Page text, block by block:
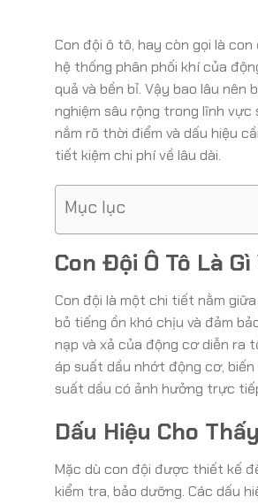
Con đội ô tô, hay còn gọi là
hệ thống phân phối khí của
quả và bền bỉ. Vậy bao lâu
nghiệm sâu rộng trong lĩnh
nắm rõ thời điểm và dấu hiệu
tiết kiệm chi phí về lâu dài.
Mục lục
Con Đội Ô Tô Là
Con đội là một chi tiết nằm
bỏ tiếng ồn khó chịu và đảm
nạp và xả của động cơ diễn ra
áp suất dầu nhớt động cơ,
suất dầu có ảnh hưởng trực
Dấu Hiệu Cho
Mặc dù con đội được thiết kế
kiểm tra, bảo dưỡng. Các dấu